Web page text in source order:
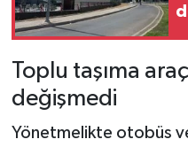
Toplu taşıma
değişmedi
Yönetmelikte otobüs